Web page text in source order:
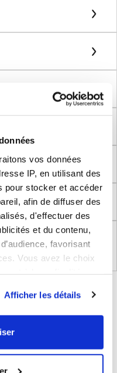
vos données
IP, en utilisant des
pour stocker et accéder
afin de diffuser des
d'effectuer des
et du contenu,
favorisant
Vous avez le choix
relative aux
de confidentialité.
sur votre localisation
Afficher les détails
à la Sécurité